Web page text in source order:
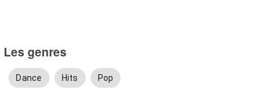
Les genres
Dance Hits Pop